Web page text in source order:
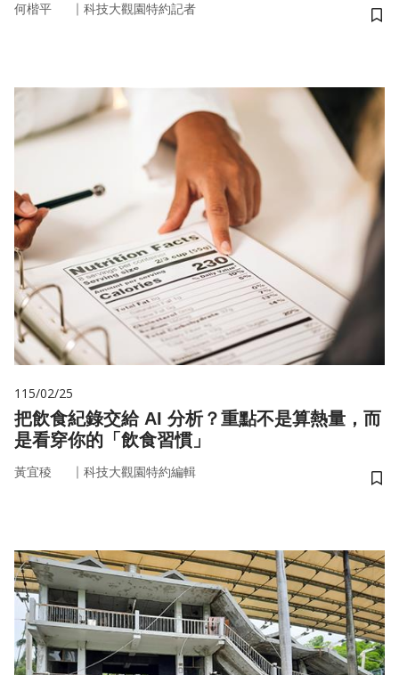
何楷平 ｜ 科技大觀園特約記者
儲
115/02/25
把飲食紀錄交給 AI 分析？重點不是算熱量，而
是看穿你的「飲食習慣」
黃宜稜 ｜ 科技大觀園特約編輯
儲